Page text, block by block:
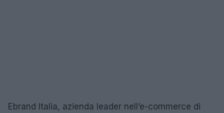
Ebrand Italia, azienda leader nell’e-commerce di